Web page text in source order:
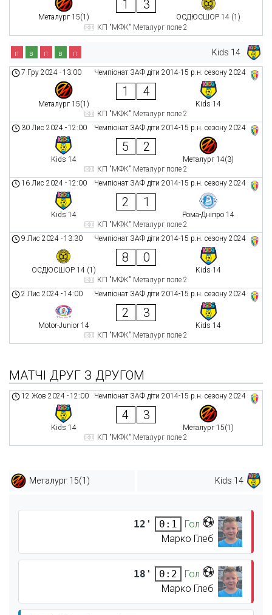
Металург 15(1)
1 3
ОСДЮСШОР 14 (1)
КП "МФК" Металург поле 2
Kids 14
п в п в п
Чемпіонат ЗАФ діти 2014-15 р.н. сезону 2024
7 Гру 2024 -13:00
Металург 15(1)
1 4
Kids 14
КП "МФК" Металург поле 2
Чемпіонат ЗАФ діти 2014-15 р.н. сезону 2024
30 Лис 2024 -12:00
Kids 14
5 2
Металург 14(3)
КП "МФК" Металург поле 2
Чемпіонат ЗАФ діти 2014-15 р.н. сезону 2024
16 Лис 2024 -12:00
Kids 14
2 1
Рома-Дніпро 14
КП "МФК" Металург поле 2
Чемпіонат ЗАФ діти 2014-15 р.н. сезону 2024
9 Лис 2024 -13:30
ОСДЮСШОР 14 (1)
8 0
Kids 14
КП "МФК" Металург поле 2
Чемпіонат ЗАФ діти 2014-15 р.н. сезону 2024
2 Лис 2024 -14:00
Motor-Junior 14
2 3
Kids 14
КП "МФК" Металург поле 2
МАТЧІ ДРУГ З ДРУГОМ
Чемпіонат ЗАФ діти 2014-15 р.н. сезону 2024
12 Жов 2024 -12:00
Kids 14
4 3
Металург 15(1)
КП "МФК" Металург поле 2
Металург 15(1) Kids 14
12' 0:1
Гол
Марко Глеб
18' 0:2
Гол
Марко Глеб